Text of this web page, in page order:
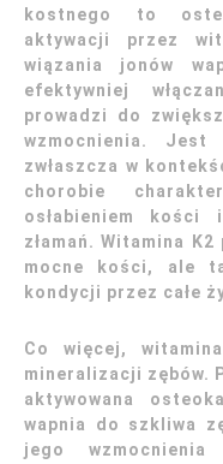
kostnego to
aktywacji przez
wiązania jonów
efektywniej
prowadzi do
wzmocnienia.
zwłaszcza w
chorobie
osłabieniem kości
złamań. Witamina
mocne kości, ale
kondycji przez całe
Co więcej,
mineralizacji zębów.
aktywowana
wapnia do szkliwa
jego